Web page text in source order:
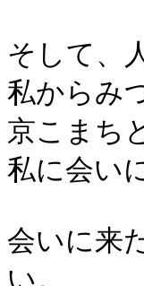
そして、
私からみ
京こまち
私に会い
会いに来
い。